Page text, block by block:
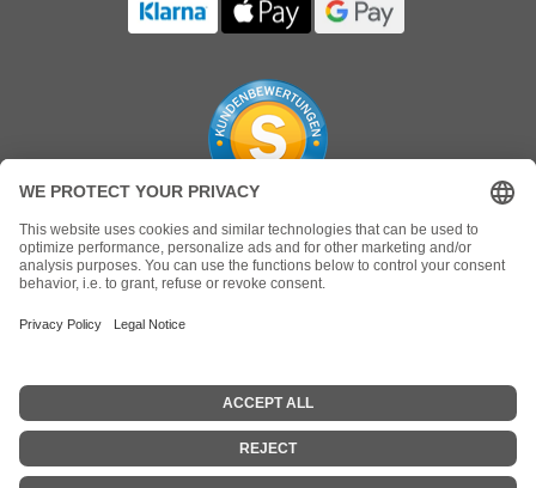
*Alle Preise verstehen sich inklusive 19% MwSt.. und zzgl.
Sämtliche Markennamen, Warenzeichen sowie
Eigentümer und dienen hier nur der Beschreibung.
© 2026 - GYMPARTS.DE
Ersatzteile Fitnessgeräte Sportgeräte Laufband Crosstrainer Ergometer Indoorcycling Bike Stepper Cybex
Johnson Life Fitness Nautilus Matrix Stairmaster Startrac Technogym Drahtseil Stahlseil Flachbandriemen